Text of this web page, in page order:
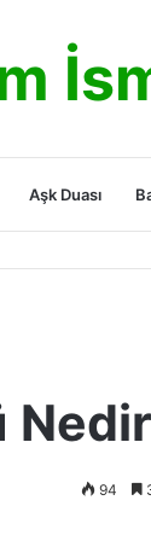
Aşk Duası
94